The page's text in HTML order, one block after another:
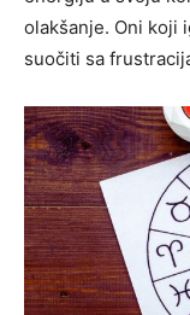
olakšanje. Oni koji
suočiti sa